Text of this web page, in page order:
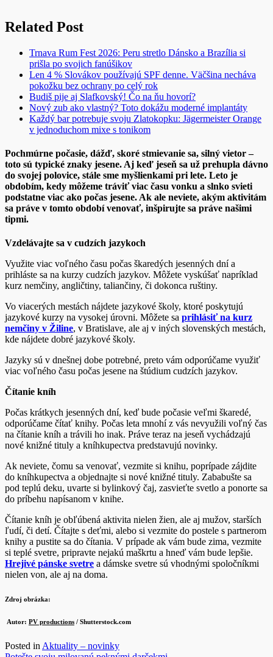
Related Post
Trnava Rum Fest 2026: Peru stretlo Dánsko a Brazília si
prišla po svojich fanúšikov
Len 4 % Slovákov používajú SPF denne. Väčšina necháva
pokožku bez ochrany po celý rok
Budiš pije aj Slafkovský! Čo na ňu hovorí?
Nový zub ako vlastný? Toto dokážu moderné implantáty
Každý bar potrebuje svoju Zlatokopku: Jägermeister Orange
v jednoduchom mixe s tonikom
Pochmúrne počasie, dážď, skoré stmievanie sa, silný vietor –
toto sú typické znaky jesene. Aj keď jeseň sa už prehupla dávno
do svojej polovice, stále sme myšlienkami pri lete. Leto je
obdobím, kedy môžeme tráviť viac času vonku a slnko svieti
podstatne viac ako počas jesene. Ak ale neviete, akým aktivitám
sa práve v tomto období venovať, inšpirujte sa práve našimi
tipmi.
Vzdelávajte sa v cudzích jazykoch
Využite viac voľného času počas škaredých jesenných dní a
prihláste sa na kurzy cudzích jazykov. Môžete vyskúšať napríklad
kurz nemčiny, angličtiny, taliančiny, či dokonca ruštiny.
Vo viacerých mestách nájdete jazykové školy, ktoré poskytujú
jazykové kurzy na vysokej úrovni. Môžete sa prihlásiť na kurz
nemčiny v Žiline, v Bratislave, ale aj v iných slovenských mestách,
kde nájdete dobré jazykové školy.
Jazyky sú v dnešnej dobe potrebné, preto vám odporúčame využiť
viac voľného času počas jesene na štúdium cudzích jazykov.
Čítanie kníh
Počas krátkych jesenných dní, keď bude počasie veľmi škaredé,
odporúčame čítať knihy. Počas leta mnohí z vás nevyužili voľný čas
na čítanie kníh a trávili ho inak. Práve teraz na jeseň vychádzajú
nové knižné tituly a kníhkupectva predstavujú novinky.
Ak neviete, čomu sa venovať, vezmite si knihu, poprípade zájdite
do kníhkupectva a objednajte si nové knižné tituly. Zababušte sa
pod teplú deku, uvarte si bylinkový čaj, zasvieťte svetlo a ponorte sa
do príbehu napísanom v knihe.
Čítanie kníh je obľúbená aktivita nielen žien, ale aj mužov, starších
ľudí, či detí. Čítajte s deťmi, alebo si vezmite do postele s partnerom
knihy a pustite sa do čítania. V prípade ak vám bude zima, vezmite
si teplé svetre, pripravte nejakú maškrtu a hneď vám bude lepšie.
Hrejivé pánske svetre a dámske svetre sú vhodnými spoločníkmi
nielen von, ale aj na doma.
Zdroj obrázka:
Autor: PV productions / Shutterstock.com
Posted in Aktuality – novinky